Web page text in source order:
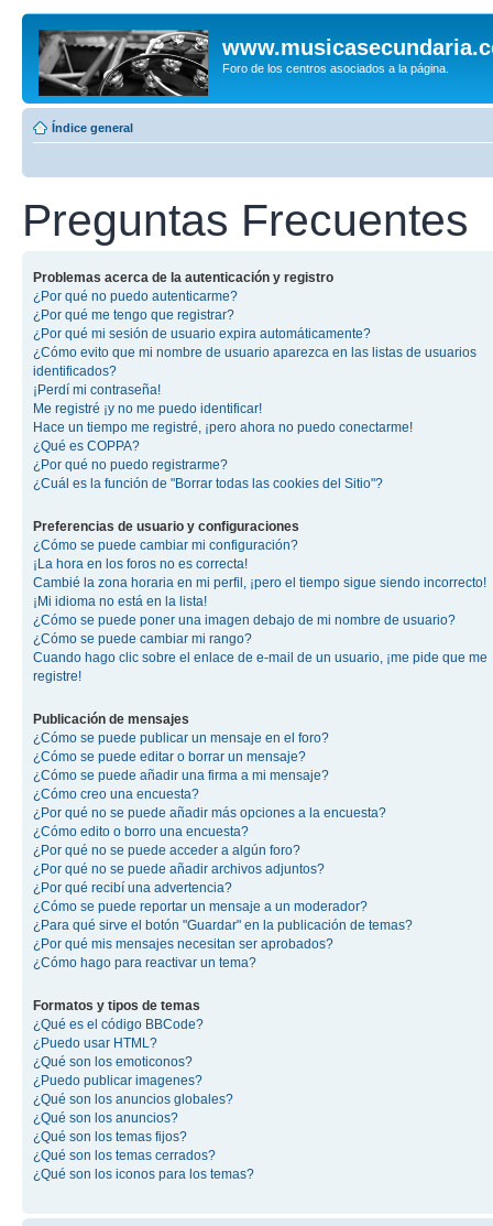
Foro de los centros asociados a la página.
Índice general
Preguntas Frecuentes
Problemas acerca de la autenticación y registro
¿Por qué no puedo autenticarme?
¿Por qué me tengo que registrar?
¿Por qué mi sesión de usuario expira automáticamente?
¿Cómo evito que mi nombre de usuario aparezca en las listas de usuarios
identificados?
¡Perdí mi contraseña!
Me registré ¡y no me puedo identificar!
Hace un tiempo me registré, ¡pero ahora no puedo conectarme!
¿Qué es COPPA?
¿Por qué no puedo registrarme?
¿Cuál es la función de "Borrar todas las cookies del Sitio"?
Preferencias de usuario y configuraciones
¿Cómo se puede cambiar mi configuración?
¡La hora en los foros no es correcta!
Cambié la zona horaria en mi perfil, ¡pero el tiempo sigue siendo incorrecto!
¡Mi idioma no está en la lista!
¿Cómo se puede poner una imagen debajo de mi nombre de usuario?
¿Cómo se puede cambiar mi rango?
Cuando hago clic sobre el enlace de e-mail de un usuario, ¡me pide que me
registre!
Publicación de mensajes
¿Cómo se puede publicar un mensaje en el foro?
¿Cómo se puede editar o borrar un mensaje?
¿Cómo se puede añadir una firma a mi mensaje?
¿Cómo creo una encuesta?
¿Por qué no se puede añadir más opciones a la encuesta?
¿Cómo edito o borro una encuesta?
¿Por qué no se puede acceder a algún foro?
¿Por qué no se puede añadir archivos adjuntos?
¿Por qué recibí una advertencia?
¿Cómo se puede reportar un mensaje a un moderador?
¿Para qué sirve el botón "Guardar" en la publicación de temas?
¿Por qué mis mensajes necesitan ser aprobados?
¿Cómo hago para reactivar un tema?
Formatos y tipos de temas
¿Qué es el código BBCode?
¿Puedo usar HTML?
¿Qué son los emoticonos?
¿Puedo publicar imagenes?
¿Qué son los anuncios globales?
¿Qué son los anuncios?
¿Qué son los temas fijos?
¿Qué son los temas cerrados?
¿Qué son los iconos para los temas?